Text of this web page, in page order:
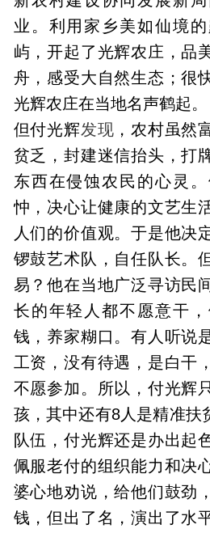
业。利用家乡美如仙境
屿，开起了光辉农庄，品
舟，感受大自然生态；很
光辉农庄在当地名声鹤起。
但付光辉发现 ，农村虽然
贫乏，封建迷信抬头，打
东西在侵蚀农民的心灵
忡，决心让健康的文艺生
人们的价值观。于是他决
锣鼓艺术队，自任队长。
易？他在当地广泛寻访民
长的年轻人都不愿意干
钱，养家糊口。有人听说
工资，没有待遇，是白干
不愿参加。所以，付光辉
孩，其中还有8人是精准扶
队伍，付光辉还是办出起
佩服老付的组织能力和决
婆心地劝说，给他们鼓劲
钱，但出了名，演出了水